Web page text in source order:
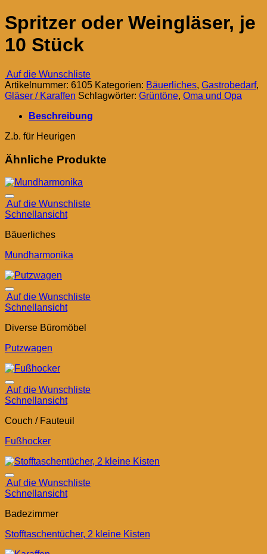
Spritzer oder Weingläser, je
10 Stück
Auf die Wunschliste
Artikelnummer: 6105 Kategorien: Bäuerliches, Gastrobedarf,
Gläser / Karaffen Schlagwörter: Grüntöne, Oma und Opa
Beschreibung
Z.b. für Heurigen
Ähnliche Produkte
Auf die Wunschliste
Schnellansicht
Bäuerliches
Mundharmonika
Auf die Wunschliste
Schnellansicht
Diverse Büromöbel
Putzwagen
Auf die Wunschliste
Schnellansicht
Couch / Fauteuil
Fußhocker
Auf die Wunschliste
Schnellansicht
Badezimmer
Stofftaschentücher, 2 kleine Kisten